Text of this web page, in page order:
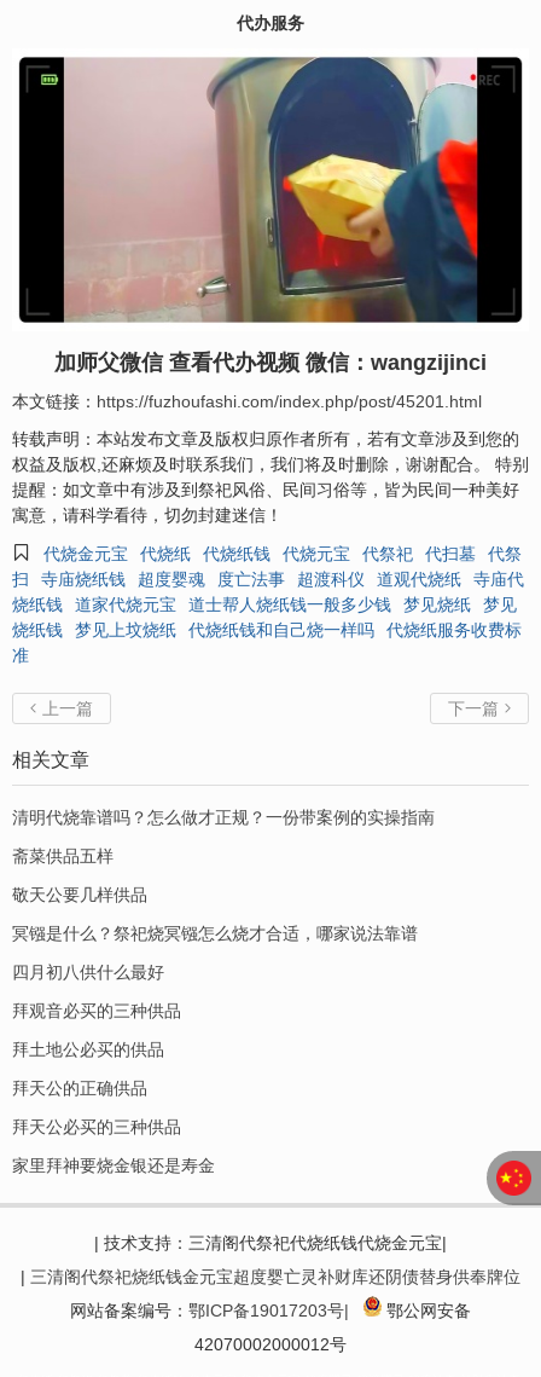
代办服务
加师父微信 查看代办视频 微信：wangzijinci
本文链接： https://fuzhoufashi.com/index.php/post/45201.html
转载声明：本站发布文章及版权归原作者所有，若有文章涉及到您的
权益及版权,还麻烦及时联系我们，我们将及时删除，谢谢配合。 特别
提醒：如文章中有涉及到祭祀风俗、民间习俗等，皆为民间一种美好
寓意，请科学看待，切勿封建迷信！

代烧金元宝 代烧纸 代烧纸钱 代烧元宝 代祭祀 代扫墓
代祭
扫
寺庙烧纸钱 超度婴魂 度亡法事 超渡科仪 道观代烧纸
寺庙代
烧纸钱
道家代烧元宝 道士帮人烧纸钱一般多少钱 梦见烧纸
梦见
烧纸钱
梦见上坟烧纸 代烧纸钱和自己烧一样吗
代烧纸服务收费标
准
 上一篇 下一篇 
相关文章
清明代烧靠谱吗？怎么做才正规？一份带案例的实操指南
斋菜供品五样
敬天公要几样供品
冥镪是什么？祭祀烧冥镪怎么烧才合适，哪家说法靠谱
四月初八供什么最好
拜观音必买的三种供品
拜土地公必买的供品
拜天公的正确供品
拜天公必买的三种供品
家里拜神要烧金银还是寿金
| 技术支持：三清阁代祭祀代烧纸钱代烧金元宝|
| 三清阁代祭祀烧纸钱金元宝超度婴亡灵补财库还阴债替身供奉牌位
网站备案编号： 鄂ICP备19017203号|
鄂公网安备
42070002000012号